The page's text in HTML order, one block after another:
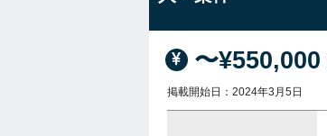
〜¥550,000
掲載開始日：2024年3月5日